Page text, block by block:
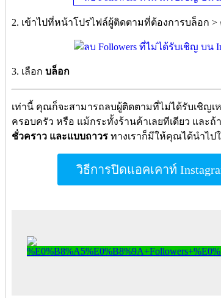
2. เข้าไปที่หน้าโปรไฟล์ผู้ติดตามที่ต้องการบล็อก >
3. เลือก บล็อก
เท่านี้ คุณก็จะสามารถลบผู้ติดตามที่ไม่ได้รับเชิญเ
ครอบครัว หรือ แม้กระทั้งร้านค้าเลยทีเดียว และ
ชั่วคราว และแบบถาวร ทางเราก็มีให้คุณได้นำไป
วิธีการปิดแอคเคาท์